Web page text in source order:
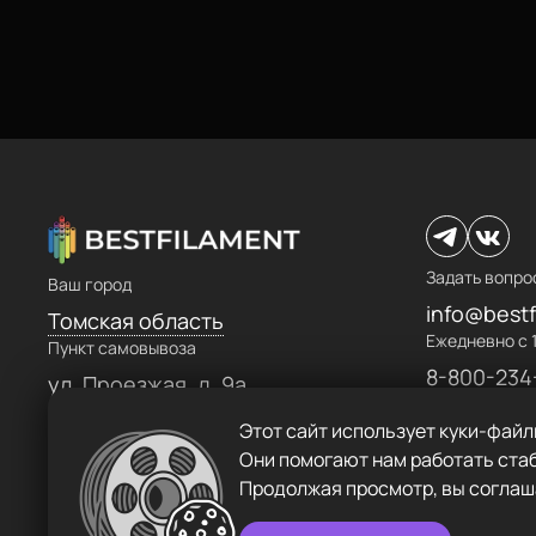
Ваш город
Томская область
Пункт самовывоза
ул. Проезжая, д. 9а
Задать
Ежедневно с
8-800-
Наборы
Сопутствующие товары
Подарочные сертификаты
ул.Проезжая дом 9а
Пн-Вс с 10:00 до 18:00
Задать вопрос
info@bestfilament.ru
Политика конфиденциальности
Этот сайт использует куки-
Они помогают нам работать
Продолжая просмотр, вы